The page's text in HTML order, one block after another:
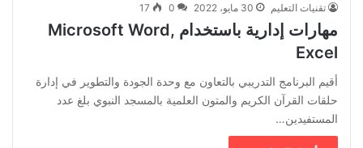
تقنيات التعليم 30 مايو، 2022 0
17
مهارات إدارية باستخدام Microsoft Word,
Excel
أقيم البرنامج التدريبي بالتعاون مع وحدة الجودة والتطوير في إدارة
حلقات القرآن الكريم والمتون العلمية بالمسجد النبوي بلغ عدد
المستفيدين…